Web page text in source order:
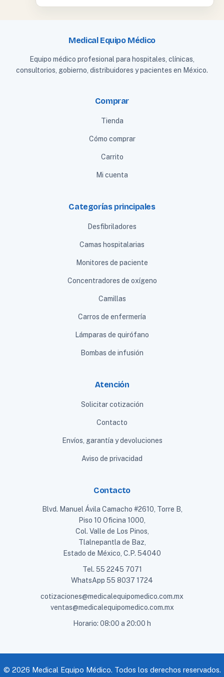
Medical Equipo Médico
Equipo médico profesional para hospitales, clínicas,
consultorios, gobierno, distribuidores y pacientes en México.
Comprar
Tienda
Cómo comprar
Carrito
Mi cuenta
Categorías principales
Desfibriladores
Camas hospitalarias
Monitores de paciente
Concentradores de oxígeno
Camillas
Carros de enfermería
Lámparas de quirófano
Bombas de infusión
Atención
Solicitar cotización
Contacto
Envíos, garantía y devoluciones
Aviso de privacidad
Contacto
Blvd. Manuel Ávila Camacho #2610, Torre B,
Piso 10 Oficina 1000,
Col. Valle de Los Pinos,
Tlalnepantla de Baz,
Estado de México, C.P. 54040
Tel. 55 2245 7071
WhatsApp 55 8037 1724
cotizaciones@medicalequipomedico.com.mx
ventas@medicalequipomedico.com.mx
Horario: 08:00 a 20:00 h
© 2026 Medical Equipo Médico. Todos los derechos reservados.